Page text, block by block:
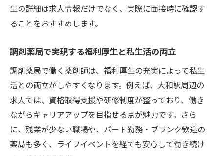
生の詳細は求人情報だけでなく、実際に面接時に確認す
ることをおすすめします。
調剤薬局で実現する福利厚生と私生活の両立
調剤薬局で働く薬剤師は、福利厚生の充実によって私生
活との両立がしやすくなります。例えば、大和駅周辺の
求人では、資格取得支援や研修制度が整っており、働き
ながらキャリアアップを目指せる点が魅力です。さら
に、残業が少ない職場や、パート勤務・ブランク歓迎の
薬局も多く、ライフイベントを経ても安心して働き続け